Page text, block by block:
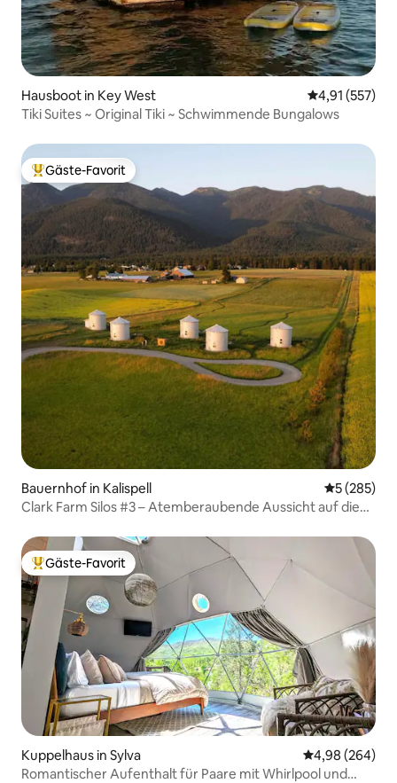
Hausboot in Key West
4,91 (557)
Tiki Suites ~ Original Tiki ~ Schwimmende Bungalows
Beliebter Gäste-Favorit.
Gäste-Favorit
Bauernhof in Kalispell
5 (285)
Clark Farm Silos #3 – Atemberaubende Aussicht auf die
Beliebter Gäste-Favorit.
Gäste-Favorit
Kuppelhaus in Sylva
4,98 (264)
Romantischer Aufenthalt für Paare mit Whirlpool und